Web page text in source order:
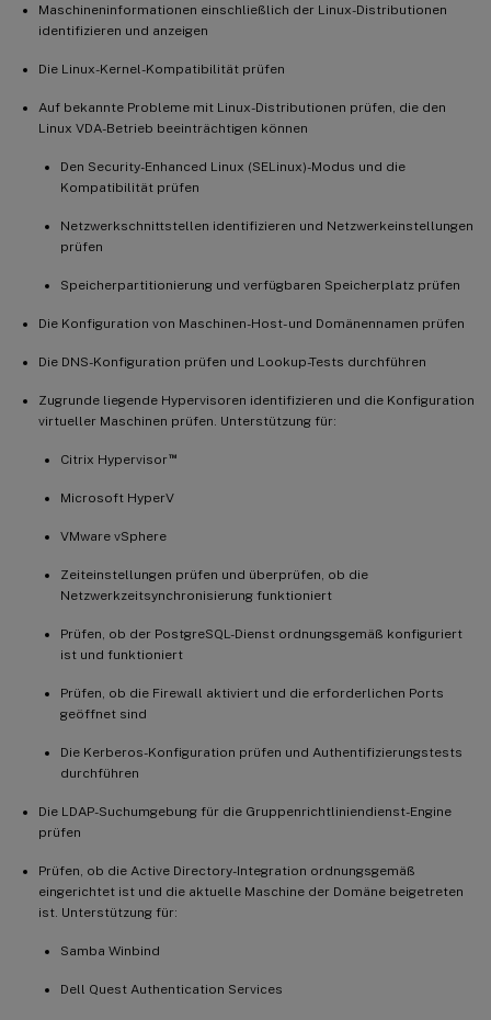
Maschineninformationen einschließlich der Linux-Distributionen
identifizieren und anzeigen
Die Linux-Kernel-Kompatibilität prüfen
Auf bekannte Probleme mit Linux-Distributionen prüfen, die den
Linux VDA-Betrieb beeinträchtigen können
Den Security-Enhanced Linux (SELinux)-Modus und die
Kompatibilität prüfen
Netzwerkschnittstellen identifizieren und Netzwerkeinstellungen
prüfen
Speicherpartitionierung und verfügbaren Speicherplatz prüfen
Die Konfiguration von Maschinen-Host- und Domänennamen prüfen
Die DNS-Konfiguration prüfen und Lookup-Tests durchführen
Zugrunde liegende Hypervisoren identifizieren und die Konfiguration
virtueller Maschinen prüfen. Unterstützung für:
Citrix Hypervisor™
Microsoft HyperV
VMware vSphere
Zeiteinstellungen prüfen und überprüfen, ob die
Netzwerkzeitsynchronisierung funktioniert
Prüfen, ob der PostgreSQL-Dienst ordnungsgemäß konfiguriert
ist und funktioniert
Prüfen, ob die Firewall aktiviert und die erforderlichen Ports
geöffnet sind
Die Kerberos-Konfiguration prüfen und Authentifizierungstests
durchführen
Die LDAP-Suchumgebung für die Gruppenrichtliniendienst-Engine
prüfen
Prüfen, ob die Active Directory-Integration ordnungsgemäß
eingerichtet ist und die aktuelle Maschine der Domäne beigetreten
ist. Unterstützung für:
Samba Winbind
Dell Quest Authentication Services